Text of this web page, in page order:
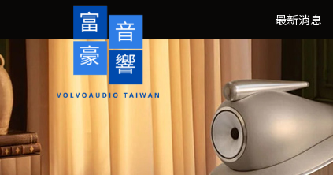
最新消息